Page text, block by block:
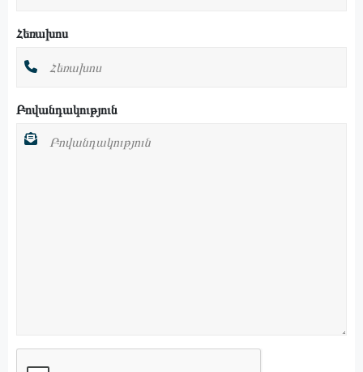
Հեռախոս
Բովանդակություն